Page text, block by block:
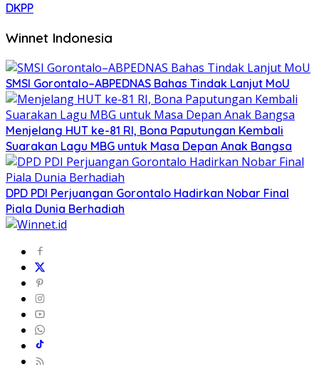
DKPP
Winnet Indonesia
SMSI Gorontalo–ABPEDNAS Bahas Tindak Lanjut MoU
Menjelang HUT ke-81 RI, Bona Paputungan Kembali
Suarakan Lagu MBG untuk Masa Depan Anak Bangsa
DPD PDI Perjuangan Gorontalo Hadirkan Nobar Final
Piala Dunia Berhadiah